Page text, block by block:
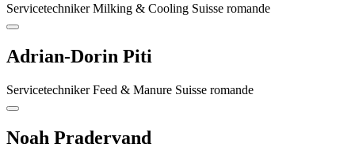
Servicetechniker Milking & Cooling Suisse romande
Adrian-Dorin Piti
Servicetechniker Feed & Manure Suisse romande
Noah Pradervand